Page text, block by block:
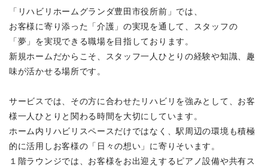
「リハビリホームグランダ豊田市役所前」では、
お客様に寄り添った「介護」の実現を通して、スタッフの
「夢」を実現できる職場を目指しております。
新規ホームだからこそ、スタッフ一人ひとりの経験や知識、趣
味が活かせる場所です。
サービスでは、その方に合わせたリハビリを強みとして、お客
様一人ひとりと関わる時間を大切にしています。
ホーム内リハビリスペースだけではなく、駅周辺の環境も積極
的に活用しお客様の「日々の想い」に寄りそいます。
１階ラウンジでは、お客様をお出迎えするピアノ設備や共有ス